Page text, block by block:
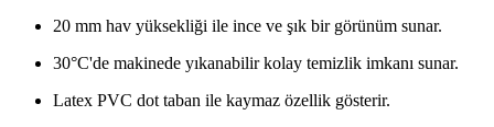
20 mm hav yüksekliği ile ince ve şık bir görünüm sunar.
30°C'de makinede yıkanabilir kolay temizlik imkanı sunar.
Latex PVC dot taban ile kaymaz özellik gösterir.